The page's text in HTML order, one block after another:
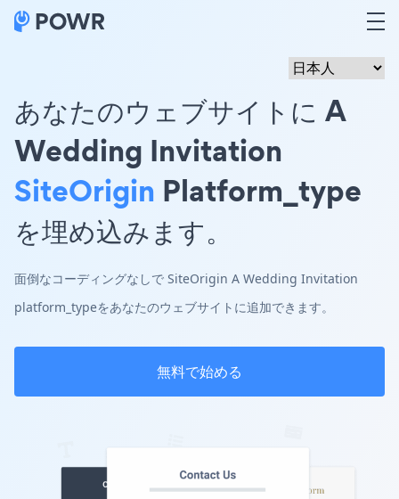
あなたのウェブサイトに A
Wedding Invitation
SiteOrigin Platform_type
を埋め込みます。
面倒なコーディングなしで SiteOrigin A Wedding Invitation
platform_typeをあなたのウェブサイトに追加できます。
無料で始める